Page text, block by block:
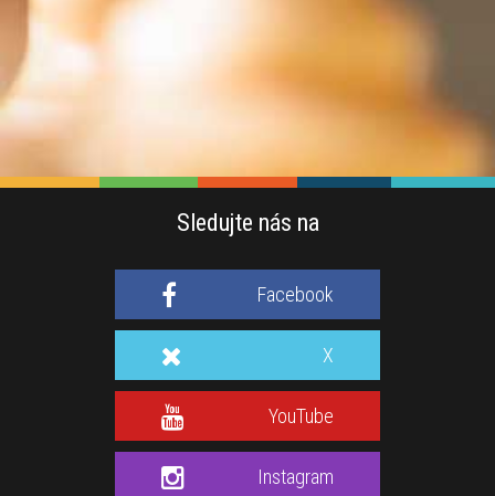
Sledujte nás na
Facebook
X
YouTube
Instagram